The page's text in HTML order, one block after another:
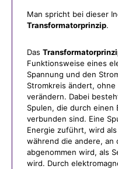
Man spricht bei dieser
Transformatorprinzip.
Das
Funktionsweise eines
Spannung und den
Stromkreis ändert,
verändern. Dabei
Spulen, die durch einen
verbunden sind. Eine
Energie zuführt, wird
während die andere, an
abgenommen wird, als
wird. Durch